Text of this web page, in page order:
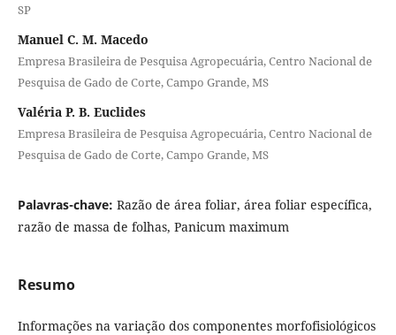
SP
Manuel C. M. Macedo
Empresa Brasileira de Pesquisa Agropecuária, Centro Nacional de
Pesquisa de Gado de Corte, Campo Grande, MS
Valéria P. B. Euclides
Empresa Brasileira de Pesquisa Agropecuária, Centro Nacional de
Pesquisa de Gado de Corte, Campo Grande, MS
Palavras-chave: Razão de área foliar, área foliar específica,
razão de massa de folhas, Panicum maximum
Resumo
Informações na variação dos componentes morfofisiológicos